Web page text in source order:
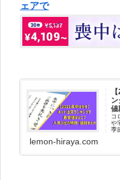
ェアで
ン
値
コ
や
季
lemon-hiraya.com